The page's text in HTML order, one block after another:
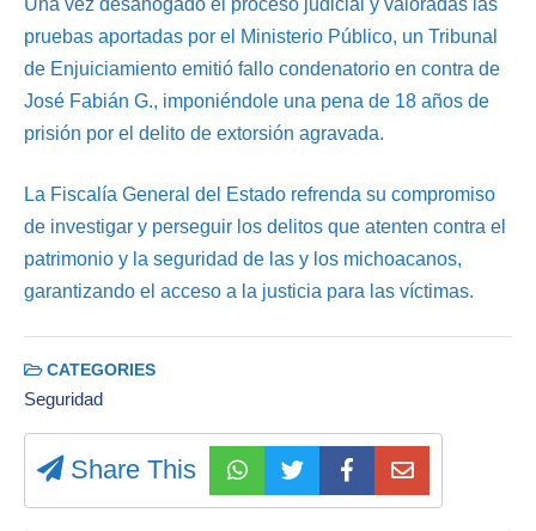
Una vez desahogado el proceso judicial y valoradas las
pruebas aportadas por el Ministerio Público, un Tribunal
de Enjuiciamiento emitió fallo condenatorio en contra de
José Fabián G., imponiéndole una pena de 18 años de
prisión por el delito de extorsión agravada.
La Fiscalía General del Estado refrenda su compromiso
de investigar y perseguir los delitos que atenten contra el
patrimonio y la seguridad de las y los michoacanos,
garantizando el acceso a la justicia para las víctimas.
CATEGORIES
Seguridad
Share This